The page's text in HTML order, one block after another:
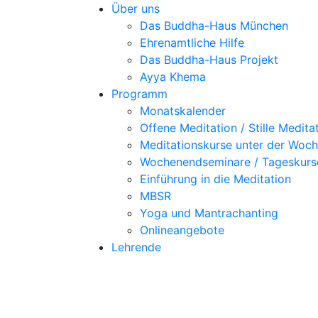
Über uns
Das Buddha-Haus München
Ehrenamtliche Hilfe
Das Buddha-Haus Projekt
Ayya Khema
Programm
Monatskalender
Offene Meditation / Stille
Meditationskurse unter der
Wochenendseminare /
Einführung in die Meditation
MBSR
Yoga und Mantrachanting
Onlineangebote
Lehrende